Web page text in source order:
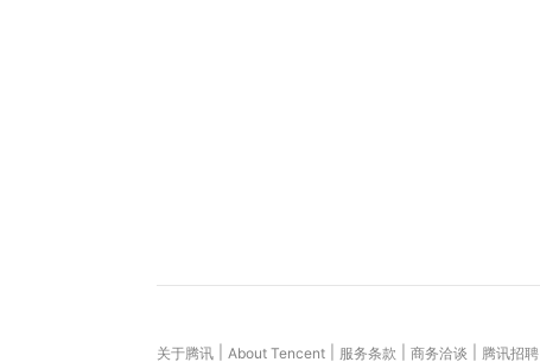
关于腾讯 About Tencent 服务条款 商务洽谈 腾讯招聘